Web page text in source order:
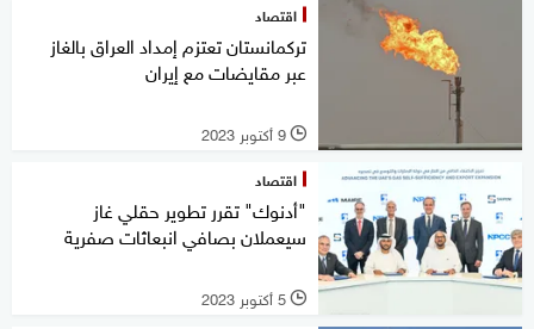
اقتصاد
تركمانستان تعتزم إمداد العراق بالغاز
عبر مقايضات مع إيران
l 9 أكتوبر 2023
اقتصاد
"أدنوك" تقرر تطوير حقلي غاز
سيعملان بصافي انبعاثات صفرية
l 5 أكتوبر 2023